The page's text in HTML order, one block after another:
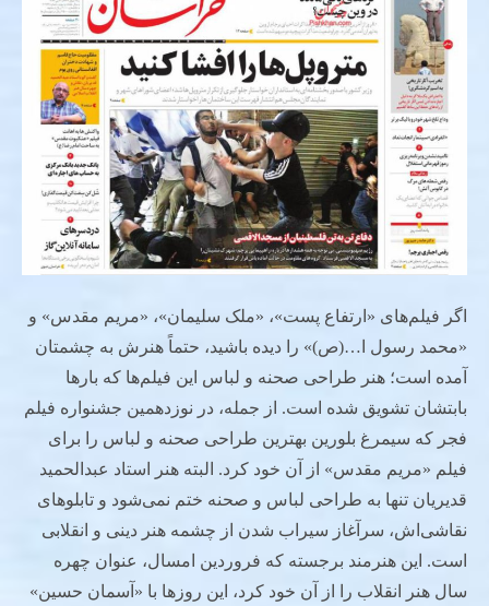
اگر فیلم‌های «ارتفاع پست»، «ملک سلیمان»، «مریم مقدس» و
«محمد رسول ا…(ص)» را دیده باشید، حتماً هنرش به چشمتان
آمده است؛ هنر طراحی صحنه و لباس این فیلم‌ها که بارها
بابتشان تشویق شده است. از جمله، در نوزدهمین جشنواره فیلم
فجر که سیمرغ بلورین بهترین طراحی صحنه و لباس را برای
فیلم «مریم مقدس» از آن خود کرد. البته هنر استاد عبدالحمید
قدیریان تنها به طراحی لباس و صحنه ختم نمی‌شود و تابلوهای
نقاشی‌اش، سرآغاز سیراب شدن از چشمه هنر دینی و انقلابی
است. این هنرمند برجسته که فروردین امسال، عنوان چهره
سال هنر انقلاب را از آن خود کرد، این روزها با «آسمان حسین»